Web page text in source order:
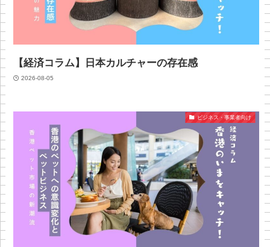
【経済コラム】日本カルチャーの存在感
2026-08-05
ビジネス・事業者向け